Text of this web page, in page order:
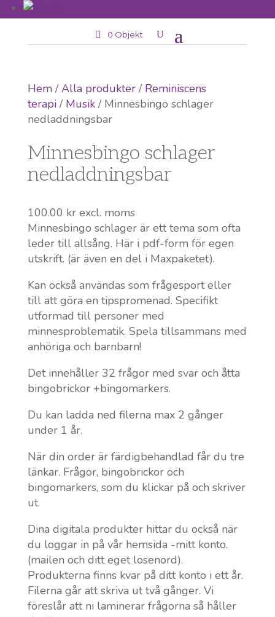
0 Objekt
Hem/Alla produkter/ Reminiscens
terapi/ Musik/ Minnesbingo schlager
nedladdningsbar
Minnesbingo schlager
nedladdningsbar
100.00 krexcl. moms
Minnesbingo schlager är ett tema som ofta
leder till allsång. Här i pdf-form för egen
utskrift. (är även en del i Maxpaketet).
Kan också användas som frågesport eller
till att göra en tipspromenad. Specifikt
utformad till personer med
minnesproblematik. Spela tillsammans med
anhöriga och barnbarn!
Det innehåller 32 frågor med svar och åtta
bingobrickor +bingomarkers.
Du kan ladda ned filerna max 2 gånger
under 1 år.
När din order är färdigbehandlad får du tre
länkar. Frågor, bingobrickor och
bingomarkers, som du klickar på och skriver
ut.
Dina digitala produkter hittar du också när
du loggar in på vår hemsida -mitt konto.
(mailen och ditt eget lösenord).
Produkterna finns kvar på ditt konto i ett år.
Filerna går att skriva ut två gånger. Vi
föreslår att ni laminerar frågorna så håller